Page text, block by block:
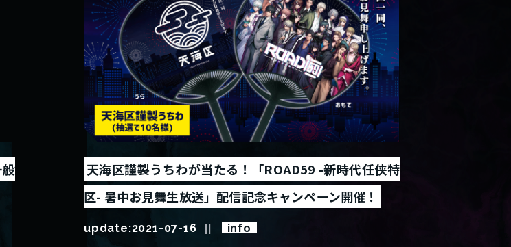
天海区謹製うちわが当たる！「ROAD59 -新時代任侠特
区- 暑中お見舞生放送」配信記念キャンペーン開催！
update:2021-07-16 info